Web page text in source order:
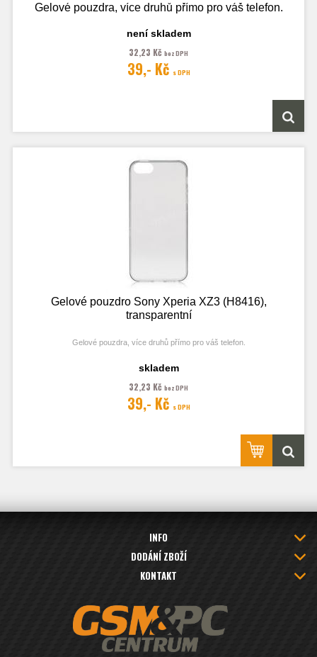
Gelové pouzdra, více druhů přímo pro váš telefon.
Fotografie je pouze ilustrační.
není skladem
32,23 Kč bez DPH
39,- Kč s DPH
Gelové pouzdro Sony Xperia XZ3 (H8416),
transparentní
Gelové pouzdra, více druhů přímo pro váš telefon.
Fotografie je pouze ilustrační.
skladem
32,23 Kč bez DPH
39,- Kč s DPH
INFO
DODÁNÍ ZBOŽÍ
KONTAKT